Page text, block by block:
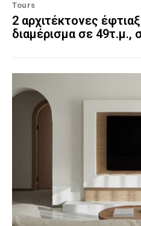
Tours
2 αρχιτέκτονες
διαμέρισμα σε 49τ.μ.,